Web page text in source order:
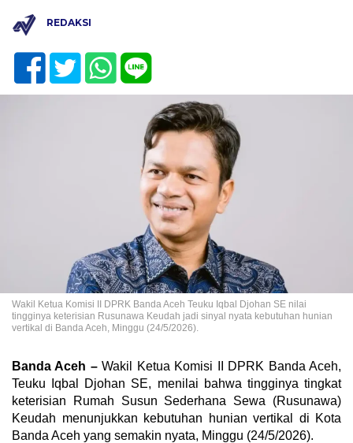
REDAKSI
Wakil Ketua Komisi II DPRK Banda Aceh Teuku Iqbal Djohan SE nilai
tingginya keterisian Rusunawa Keudah jadi sinyal nyata kebutuhan hunian
vertikal di Banda Aceh, Minggu (24/5/2026).
Banda Aceh –Wakil Ketua Komisi II DPRK Banda Aceh,
Teuku Iqbal Djohan SE, menilai bahwa tingginya tingkat
keterisian Rumah Susun Sederhana Sewa (Rusunawa)
Keudah menunjukkan kebutuhan hunian vertikal di Kota
Banda Aceh yang semakin nyata, Minggu (24/5/2026).